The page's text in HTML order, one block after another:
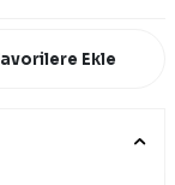
Ekle